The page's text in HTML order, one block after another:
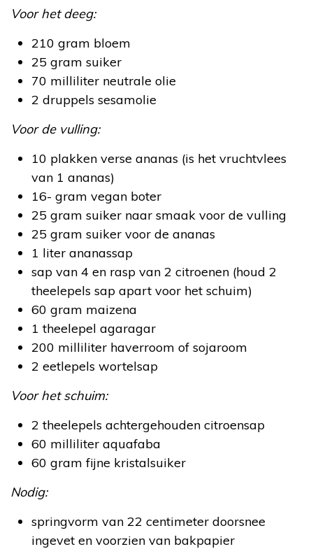
Voor het deeg:
210 gram bloem
25 gram suiker
70 milliliter neutrale olie
2 druppels sesamolie
Voor de vulling:
10 plakken verse ananas (is het vruchtvlees
van 1 ananas)
16- gram vegan boter
25 gram suiker naar smaak voor de vulling
25 gram suiker voor de ananas
1 liter ananassap
sap van 4 en rasp van 2 citroenen (houd 2
theelepels sap apart voor het schuim)
60 gram maizena
1 theelepel agaragar
200 milliliter haverroom of sojaroom
2 eetlepels wortelsap
Voor het schuim:
2 theelepels achtergehouden citroensap
60 milliliter aquafaba
60 gram fijne kristalsuiker
Nodig:
springvorm van 22 centimeter doorsnee
ingevet en voorzien van bakpapier